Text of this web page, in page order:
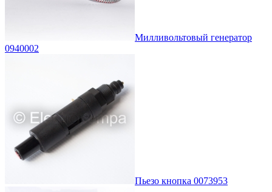
Милливольтовый генератор
0940002
Пьезо кнопка 0073953